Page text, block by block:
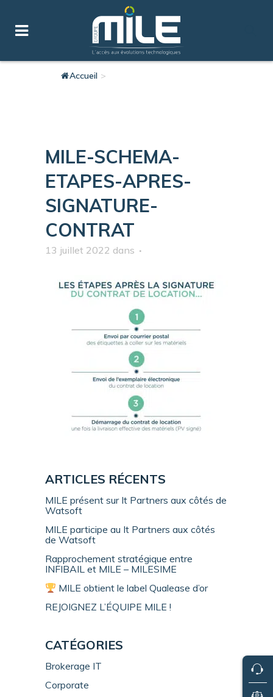
Accueil >
MILE-SCHEMA-
ETAPES-APRES-
SIGNATURE-
CONTRAT
13 juillet 2022 dans
ARTICLES RÉCENTS
MILE présent sur It Partners aux côtés de
Watsoft
MILE participe au It Partners aux côtés
de Watsoft
Rapprochement stratégique entre
INFIBAIL et MILE – MILESIME
MILE obtient le label Qualease d’or
REJOIGNEZ L’ÉQUIPE MILE !
CATÉGORIES
Brokerage IT
Corporate